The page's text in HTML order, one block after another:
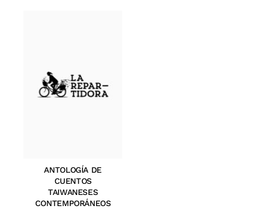
ANTOLOGÍA DE
CUENTOS
TAIWANESES
CONTEMPORÁNEOS